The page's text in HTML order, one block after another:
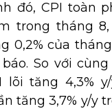
đó, CPI toàn
trong tháng
0,2% của
So với
lõi tăng 4,3%
tăng 3,7% y/y